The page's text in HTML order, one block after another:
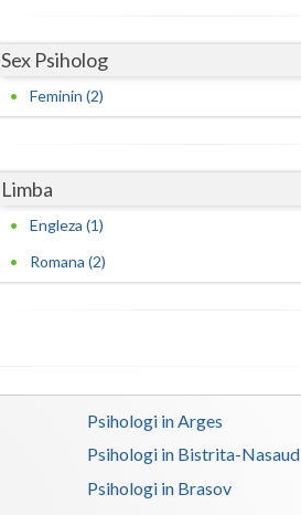
Sex Psiholog
Feminin (2)
Limba
Engleza (1)
Romana (2)
Psihologi in Arges
Psihologi in Bistrita-Nasaud
Psihologi in Brasov